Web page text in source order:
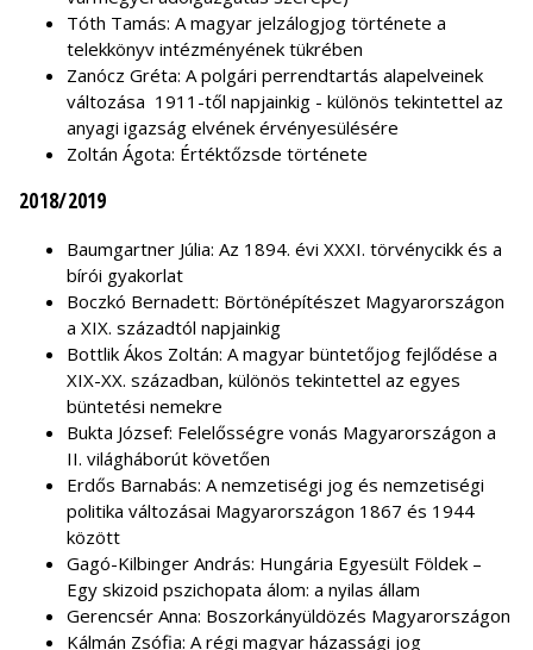
Tóth Tamás: A magyar jelzálogjog története a
telekkönyv intézményének tükrében
Zanócz Gréta: A polgári perrendtartás alapelveinek
változása 1911-től napjainkig - különös tekintettel az
anyagi igazság elvének érvényesülésére
Zoltán Ágota: Értéktőzsde története
2018/2019
Baumgartner Júlia: Az 1894. évi XXXI. törvénycikk és a
bírói gyakorlat
Boczkó Bernadett: Börtönépítészet Magyarországon
a XIX. századtól napjainkig
Bottlik Ákos Zoltán: A magyar büntetőjog fejlődése a
XIX-XX. században, különös tekintettel az egyes
büntetési nemekre
Bukta József: Felelősségre vonás Magyarországon a
II. világháborút követően
Erdős Barnabás: A nemzetiségi jog és nemzetiségi
politika változásai Magyarországon 1867 és 1944
között
Gagó-Kilbinger András: Hungária Egyesült Földek –
Egy skizoid pszichopata álom: a nyilas állam
Gerencsér Anna: Boszorkányüldözés Magyarországon
Kálmán Zsófia: A régi magyar házassági jog